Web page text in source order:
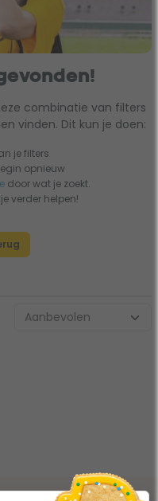
combinatie van filters
vinden. Dit kun je doen:
je filters
opnieuw
door wat je zoekt.
verder helpen!